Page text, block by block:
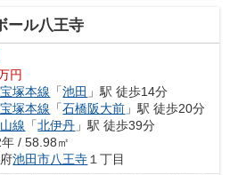
ール八王寺
円
塚本線 「池田 」駅 徒歩14分
塚本線 「石橋阪大前 」駅 徒歩20分
線 「北伊丹 」駅 徒歩39分
/ 58.98㎡
池田市八王寺 １丁目